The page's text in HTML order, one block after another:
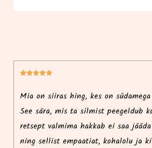

Mia on siiras hing, kes on
See sära, mis ta silmist peegeldub
retsept valmima hakkab ei saa
ning sellist empaatiat, kohalolu ja